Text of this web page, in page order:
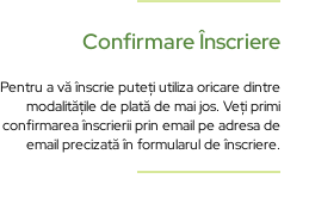
Confirmare Înscriere
Pentru a vă înscrie puteți utiliza oricare dintre
modalitățile de plată de mai jos. Veți primi
confirmarea înscrierii prin email pe adresa de
email precizată în formularul de înscriere.